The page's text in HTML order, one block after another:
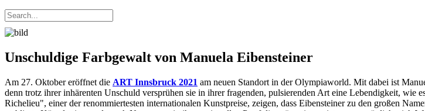
Unschuldige Farbgewalt von Manuela Eibensteiner
Am 27. Oktober eröffnet die ART Innsbruck 2021 am neuen Standort in der Olympiaworld. Mit dabei ist
denn trotz ihrer inhärenten Unschuld versprühen sie in ihrer fragenden, pulsierenden Art eine Lebendigkeit,
Richelieu", einer der renommiertesten internationalen Kunstpreise, zeigen, dass Eibensteiner zu den großen